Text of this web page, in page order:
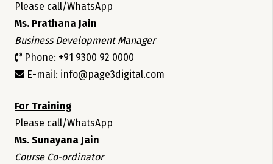
Please call/WhatsApp
Ms. Prathana Jain
Business Development Manager
Phone: +91 9300 92 0000
E-mail: info@page3digital.com
For Training
Please call/WhatsApp
Ms. Sunayana Jain
Course Co-ordinator